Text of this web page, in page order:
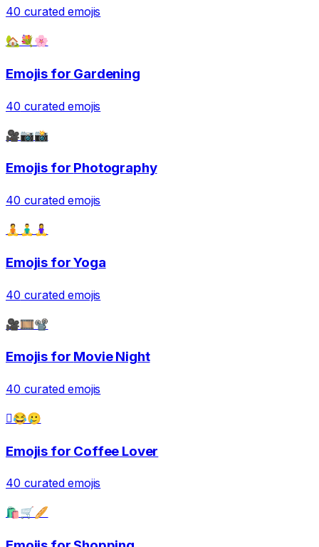
40 curated emojis
🏡💐🌸
Emojis for Gardening
40 curated emojis
🎥📷📸
Emojis for Photography
40 curated emojis
🧘🧘‍♂️🧘‍♀️
Emojis forYoga
40 curated emojis
🎥🎞️📽️
Emojis for Movie Night
40 curated emojis
🫟😂🥲
Emojis for Coffee Lover
40 curated emojis
🛍️🛒🥖